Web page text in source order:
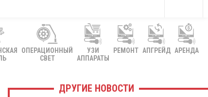
ОПЕРАЦИОННЫЙ
СВЕТ
УЗИ
АППАРАТЫ
РЕМОНТ АПГРЕЙД АРЕНДА
ДРУГИЕ НОВОСТИ